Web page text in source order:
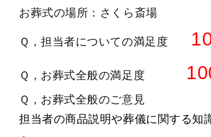
お葬式の場所：さくら斎場
Ｑ，担当者についての満足度
Ｑ，お葬式全般の満足度
Ｑ，お葬式全般のご意見
担当者の商品説明や葬儀に関する知